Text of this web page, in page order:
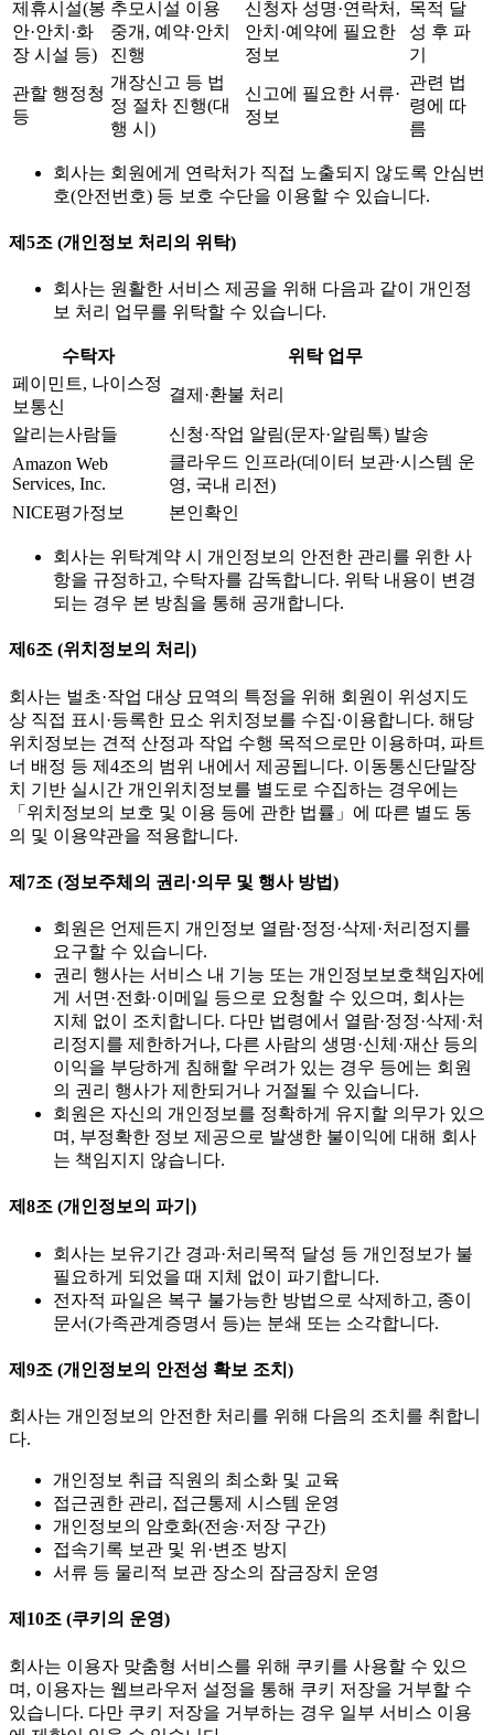
제휴시설(봉
안·안치·화
장 시설 등)
추모시설 이용
중개, 예약·안치
진행
신청자 성명·연락처,
안치·예약에 필요한
정보
목적 달
성 후 파
기
관할 행정청
등
개장신고 등 법
정 절차 진행(대
행 시)
신고에 필요한 서류·
정보
관련 법
령에 따
름
회사는 회원에게 연락처가 직접 노출되지 않도록 안심번
호(안전번호) 등 보호 수단을 이용할 수 있습니다.
제5조 (개인정보 처리의 위탁)
회사는 원활한 서비스 제공을 위해 다음과 같이 개인정
보 처리 업무를 위탁할 수 있습니다.
수탁자
위탁 업무
페이민트, 나이스정
보통신
결제·환불 처리
알리는사람들
신청·작업 알림(문자·알림톡) 발송
Amazon Web
Services, Inc.
클라우드 인프라(데이터 보관·시스템 운
영, 국내 리전)
NICE평가정보
본인확인
회사는 위탁계약 시 개인정보의 안전한 관리를 위한 사
항을 규정하고, 수탁자를 감독합니다. 위탁 내용이 변경
되는 경우 본 방침을 통해 공개합니다.
제6조 (위치정보의 처리)
회사는 벌초·작업 대상 묘역의 특정을 위해 회원이 위성지도
상 직접 표시·등록한 묘소 위치정보를 수집·이용합니다. 해당
위치정보는 견적 산정과 작업 수행 목적으로만 이용하며, 파트
너 배정 등 제4조의 범위 내에서 제공됩니다. 이동통신단말장
치 기반 실시간 개인위치정보를 별도로 수집하는 경우에는
「위치정보의 보호 및 이용 등에 관한 법률」에 따른 별도 동
의 및 이용약관을 적용합니다.
제7조 (정보주체의 권리·의무 및 행사 방법)
회원은 언제든지 개인정보 열람·정정·삭제·처리정지를
요구할 수 있습니다.
권리 행사는 서비스 내 기능 또는 개인정보보호책임자에
게 서면·전화·이메일 등으로 요청할 수 있으며, 회사는
지체 없이 조치합니다. 다만 법령에서 열람·정정·삭제·처
리정지를 제한하거나, 다른 사람의 생명·신체·재산 등의
이익을 부당하게 침해할 우려가 있는 경우 등에는 회원
의 권리 행사가 제한되거나 거절될 수 있습니다.
회원은 자신의 개인정보를 정확하게 유지할 의무가 있으
며, 부정확한 정보 제공으로 발생한 불이익에 대해 회사
는 책임지지 않습니다.
제8조 (개인정보의 파기)
회사는 보유기간 경과·처리목적 달성 등 개인정보가 불
필요하게 되었을 때 지체 없이 파기합니다.
전자적 파일은 복구 불가능한 방법으로 삭제하고, 종이
문서(가족관계증명서 등)는 분쇄 또는 소각합니다.
제9조 (개인정보의 안전성 확보 조치)
회사는 개인정보의 안전한 처리를 위해 다음의 조치를 취합니
다.
개인정보 취급 직원의 최소화 및 교육
접근권한 관리, 접근통제 시스템 운영
개인정보의 암호화(전송·저장 구간)
접속기록 보관 및 위·변조 방지
서류 등 물리적 보관 장소의 잠금장치 운영
제10조 (쿠키의 운영)
회사는 이용자 맞춤형 서비스를 위해 쿠키를 사용할 수 있으
며, 이용자는 웹브라우저 설정을 통해 쿠키 저장을 거부할 수
있습니다. 다만 쿠키 저장을 거부하는 경우 일부 서비스 이용